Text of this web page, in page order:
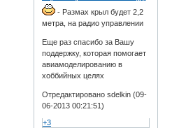
- Размах крыл будет 2,2
метра, на радио управлении
Еще раз спасибо за Вашу
поддержку, которая помогает
авиамоделированию в
хоббийных целях
Отредактировано sdelkin (09-
06-2013 00:21:51)
+3